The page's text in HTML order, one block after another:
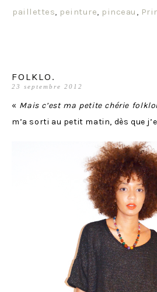
paillettes, peinture, pinceau ,
FOLKLO.
23 septembre 2012
« Mais c’est ma petite chérie
m’a sorti au petit matin, dès que